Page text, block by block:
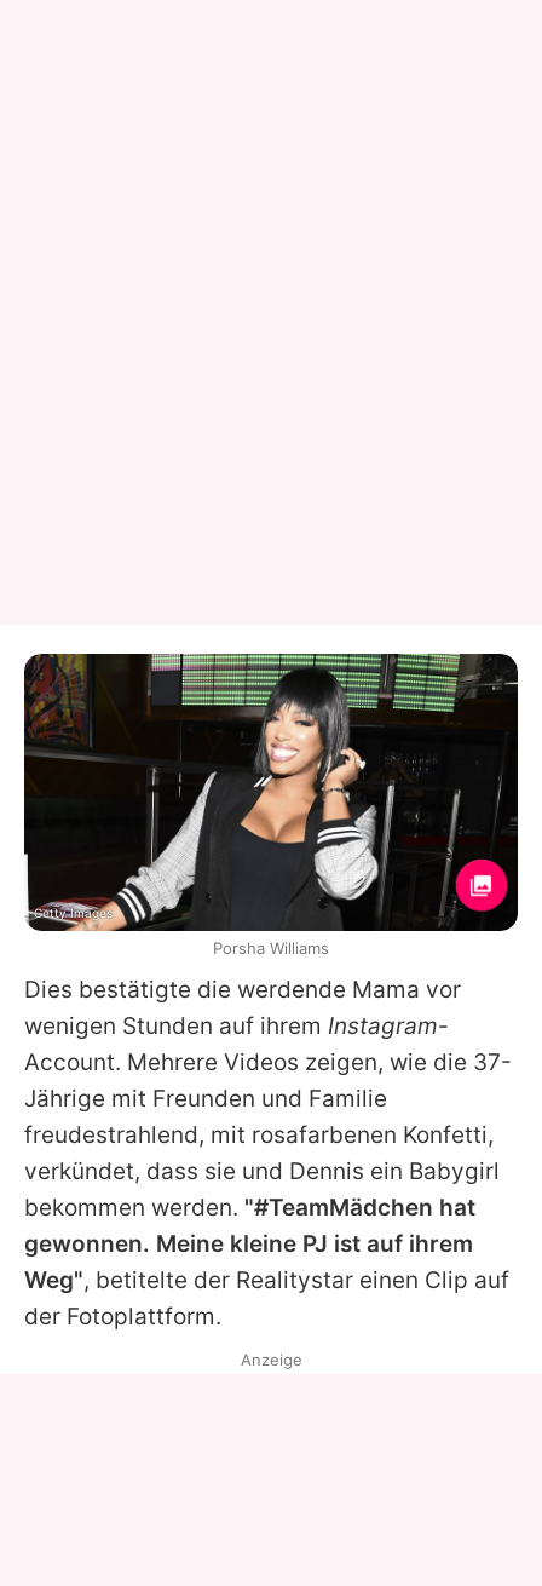
Dies bestätigte die werdende Mama vor
wenigen Stunden auf ihrem Instagram-
Account. Mehrere Videos zeigen, wie die 37-
Jährige mit Freunden und Familie
freudestrahlend, mit rosafarbenen Konfetti,
verkündet, dass sie und Dennis ein Babygirl
bekommen werden. "#TeamMädchen hat
gewonnen. Meine kleine PJ ist auf ihrem
Weg", betitelte der Realitystar einen Clip auf
der Fotoplattform.
Getty Images
Porsha Williams
Anzeige